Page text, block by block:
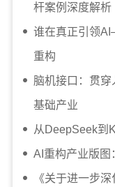
杆案例深度解析
谁在真正引领
重构
脑机接口：贯
基础产业
从DeepSeek到
AI重构产业版图
《关于进一步